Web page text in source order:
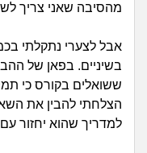
מהסיבה שאני צריך
אבל לצערי נתקלתי
בשיניים. בפאן של
ששואלים בקורס כי
הצלחתי להבין את
למדריך שהוא יחזור עם